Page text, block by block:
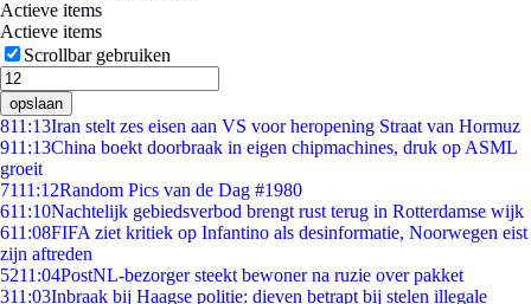
Actieve items
Actieve items
Scrollbar gebruiken
opslaan
811:13Iran stelt zes eisen aan VS voor heropening Straat van Hormuz
911:13China boekt doorbraak in eigen chipmachines, druk op ASML
groeit
7111:12Random Pics van de Dag #1980
611:10Nachtelijk gebiedsverbod brengt rust terug in Rotterdamse wijk
611:08FIFA ziet kritiek op Infantino als desinformatie, Noorwegen eist
zijn aftreden
5211:04PostNL-bezorger steekt bewoner na ruzie over pakket
311:03Inbraak bij Haagse politie: dieven betrapt bij stelen illegale